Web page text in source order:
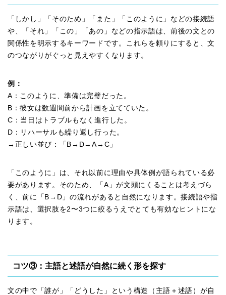
「しかし」「そのため」「また」「このように」などの接続語
や、「それ」「この」「あの」などの指示語は、前後の文との
関係性を明示するキーワードです。これらを頼りにすると、文
のつながりがぐっと見えやすくなります。
例：
A：このように、準備は完璧だった。
B：彼女は数週間前から計画を立てていた。
C：当日はトラブルもなく進行した。
D：リハーサルも繰り返し行った。
→正しい並び：「B→D→A→C」
「このように」は、それ以前に理由や具体例が語られている必
要があります。そのため、「A」が文頭にくることは考えづら
く、前に「B→D」の流れがあると自然になります。接続語や指
示語は、選択肢を2〜3つに絞るうえでとても有効なヒントにな
ります。
コツ③：主語と述語が自然に続く形を探す
文の中で「誰が」「どうした」という構造（主語＋述語）が自